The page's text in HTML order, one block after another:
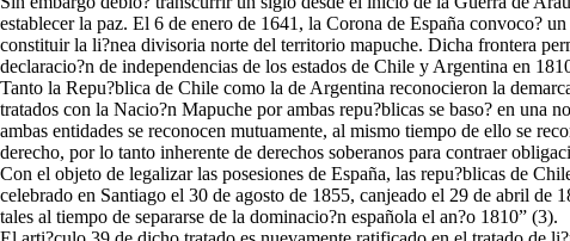
establecer la paz. El 6 de enero de 1641, la Corona de España convoco?
constituir la li?nea divisoria norte del territorio mapuche. Dicha frontera
declaracio?n de independencias de los estados de Chile y Argentina en
Tanto la Repu?blica de Chile como la de Argentina reconocieron la
tratados con la Nacio?n Mapuche por ambas repu?blicas se baso? en una
ambas entidades se reconocen mutuamente, al mismo tiempo de ello se
derecho, por lo tanto inherente de derechos soberanos para contraer
Con el objeto de legalizar las posesiones de España, las repu?blicas de
celebrado en Santiago el 30 de agosto de 1855, canjeado el 29 de abril de
tales al tiempo de separarse de la dominacio?n española el an?o 1810” (3).